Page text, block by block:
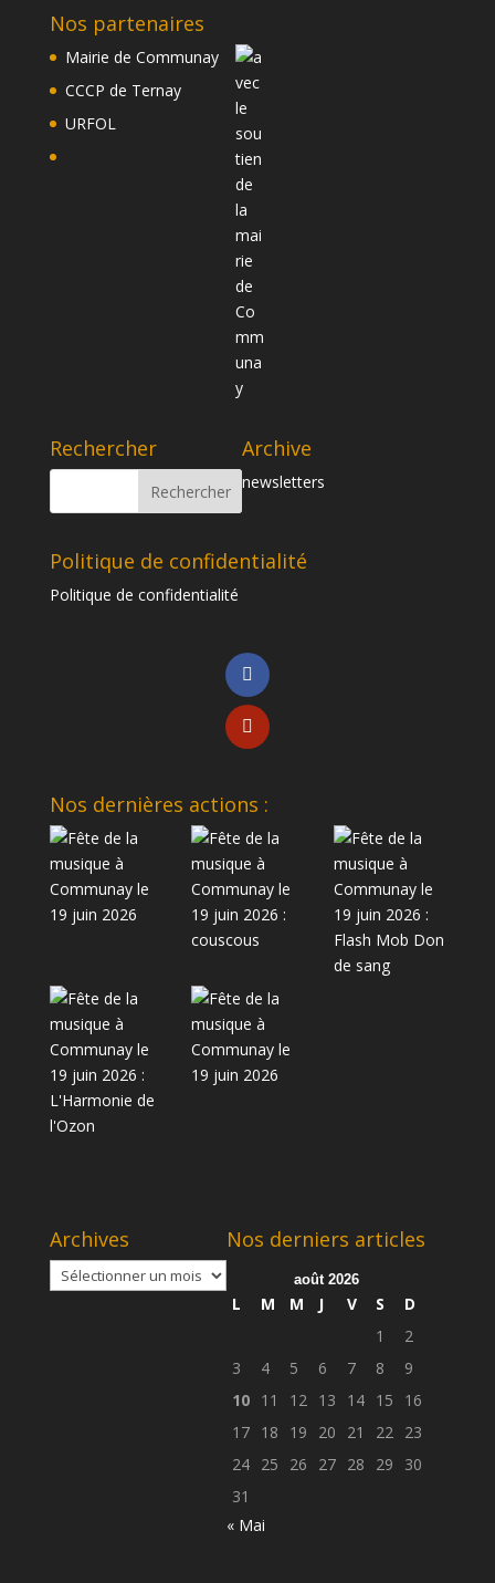
Nos partenaires
Mairie de Communay
CCCP de Ternay
URFOL
Rechercher Archive
newsletters
Politique de confidentialité
Politique de confidentialité
Nos dernières actions :
Archives
Archives
Nos derniers articles
août 2026
L M M J V S
D
1
2
3
4 5 6 7 8
9
10 11 12 13 14 15
16
17 18 19 20 21 22
23
24 25 26 27 28 29
30
31
« Mai